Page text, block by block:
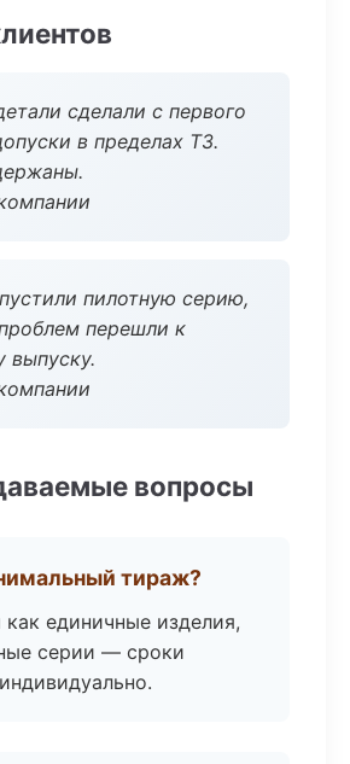
сделали с первого
в пределах ТЗ.
пилотную серию,
перешли к
выпуску.
вопросы
тираж?
единичные изделия,
серии — сроки